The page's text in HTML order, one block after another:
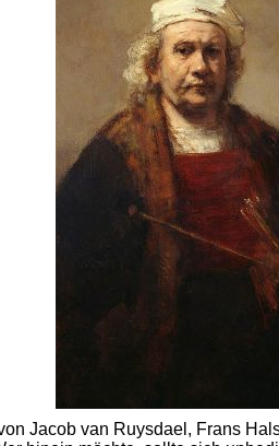
Jacob van Ruysdael, Frans